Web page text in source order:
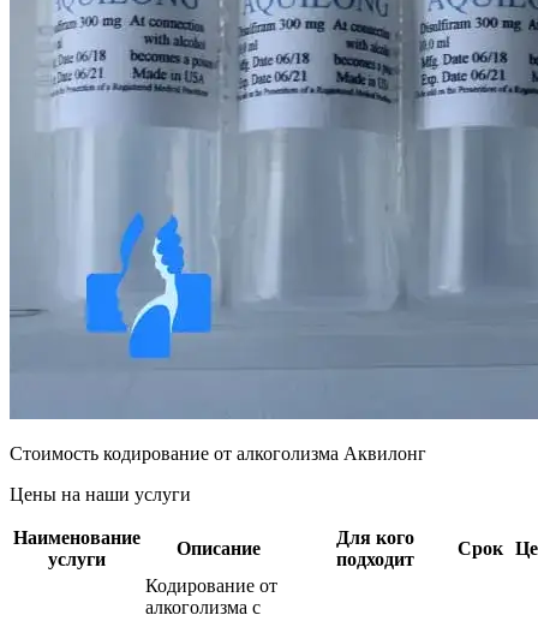
Стоимость кодирование от алкоголизма Аквилонг
Цены на наши услуги
Наименование
услуги
Описание
Для кого
подходит
Срок
Кодирование от
алкоголизма с